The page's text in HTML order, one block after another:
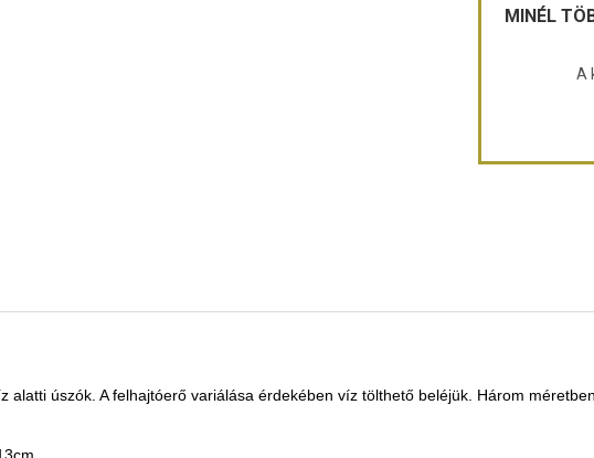
MINÉL
A
alatti úszók. A felhajtóerő variálása érdekében víz tölthető beléjük. Három